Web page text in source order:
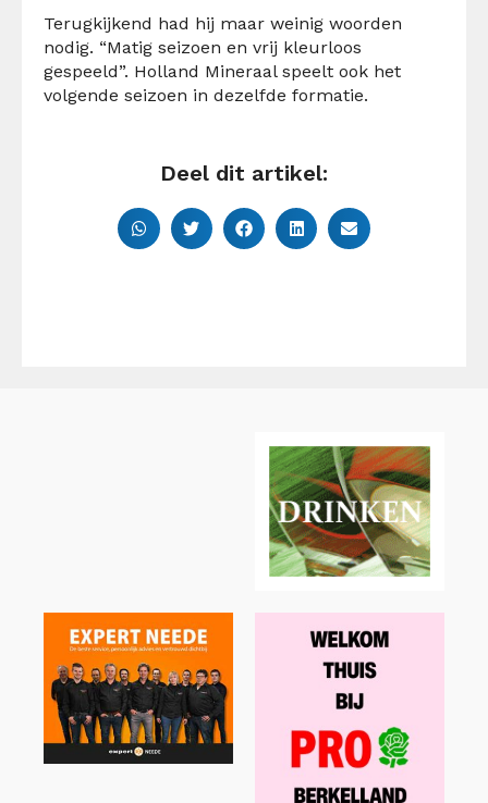
Terugkijkend had hij maar weinig woorden
nodig. “Matig seizoen en vrij kleurloos
gespeeld”. Holland Mineraal speelt ook het
volgende seizoen in dezelfde formatie.
Deel dit artikel: